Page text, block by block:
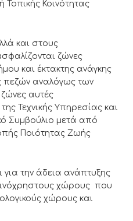
Τοπικής Κοινότητας
και στους
ζώνες
και έκτακτης ανάγκης
πεζών αναλόγως των
αυτές
Τεχνικής Υπηρεσίας και
Συμβούλιο μετά από
Ποιότητας Ζωής
την άδεια ανάπτυξης
χώρους που
χώρους και